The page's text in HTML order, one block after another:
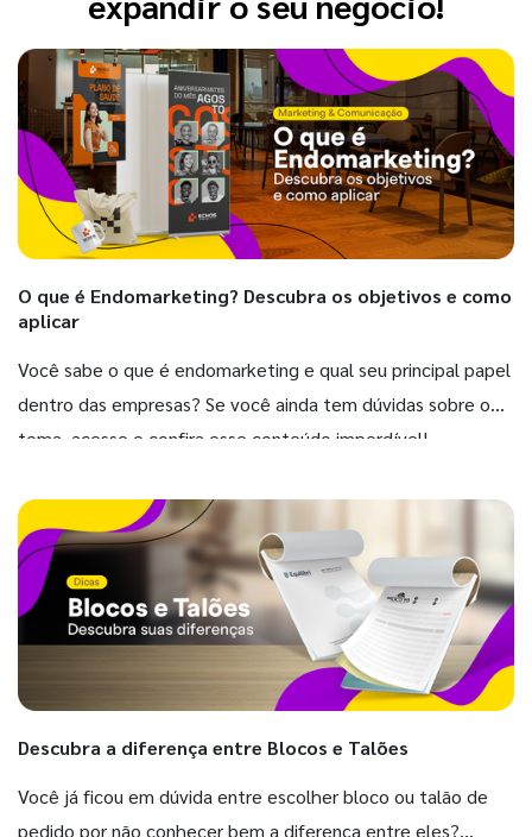
O que é Endomarketing? Descubra os objetivos e como
aplicar
Você sabe o que é endomarketing e qual seu principal papel
dentro das empresas? Se você ainda tem dúvidas sobre o
tema, acesse e confira esse conteúdo imperdível!
Descubra a diferença entre Blocos e Talões
Você já ficou em dúvida entre escolher bloco ou talão de
pedido por não conhecer bem a diferença entre eles?